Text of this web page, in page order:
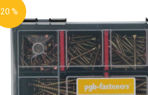
20 %